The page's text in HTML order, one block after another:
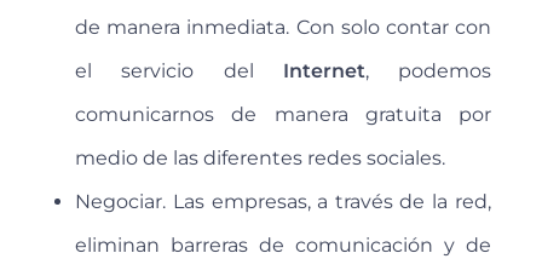
de manera inmediata. Con solo contar con
el servicio del Internet, podemos
comunicarnos de manera gratuita por
medio de las diferentes redes sociales.
Negociar. Las empresas, a través de la red,
eliminan barreras de comunicación y de